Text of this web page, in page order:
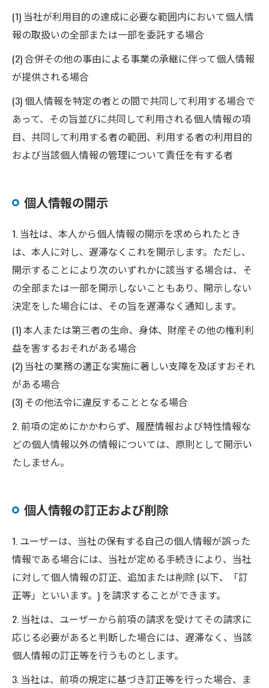
(1) 当社が利用目的の達成に必要な範囲内において個人情
報の取扱いの全部または一部を委託する場合
(2) 合併その他の事由による事業の承継に伴って個人情報
が提供される場合
(3) 個人情報を特定の者との間で共同して利用する場合で
あって、その旨並びに共同して利用される個人情報の項
目、共同して利用する者の範囲、利用する者の利用目的
および当該個人情報の管理について責任を有する者
個人情報の開示
1. 当社は、本人から個人情報の開示を求められたとき
は、本人に対し、遅滞なくこれを開示します。ただし、
開示することにより次のいずれかに該当する場合は、そ
の全部または一部を開示しないこともあり、開示しない
決定をした場合には、その旨を遅滞なく通知します。
(1) 本人または第三者の生命、身体、財産その他の権利利
益を害するおそれがある場合
(2) 当社の業務の適正な実施に著しい支障を及ぼすおそれ
がある場合
(3) その他法令に違反することとなる場合
2. 前項の定めにかかわらず、履歴情報および特性情報な
どの個人情報以外の情報については、原則として開示い
たしません。
個人情報の訂正および削除
1. ユーザーは、当社の保有する自己の個人情報が誤った
情報である場合には、当社が定める手続きにより、当社
に対して個人情報の訂正、追加または削除 (以下、「訂
正等」といいます。) を請求することができます。
2. 当社は、ユーザーから前項の請求を受けてその請求に
応じる必要があると判断した場合には、遅滞なく、当該
個人情報の訂正等を行うものとします。
3. 当社は、前項の規定に基づき訂正等を行った場合、ま